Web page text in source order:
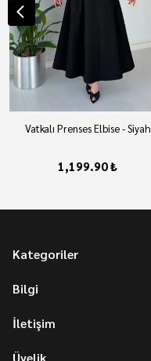
Vatkalı Prenses Elbise - Siyah
1,199.90 ₺
Kategoriler
Bilgi
İletişim
Üyelik